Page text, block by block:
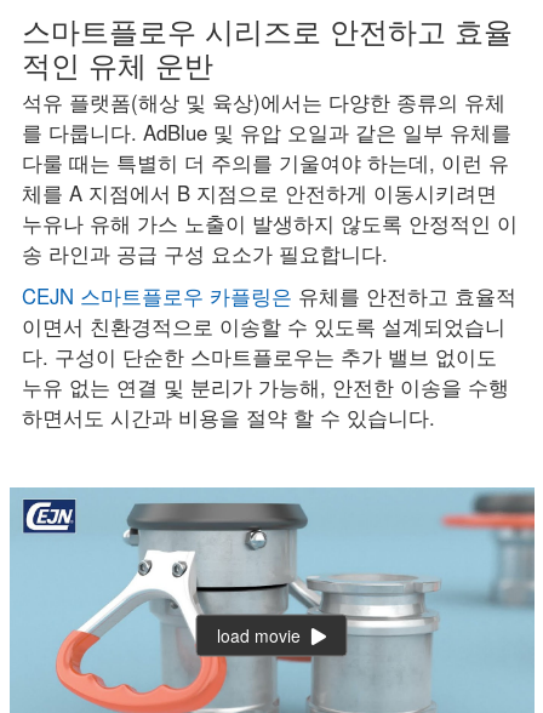
스마트플로우 시리즈로 안전하고 효율
적인 유체 운반
석유 플랫폼(해상 및 육상)에서는 다양한 종류의 유체
를 다룹니다. AdBlue 및 유압 오일과 같은 일부 유체를
다룰 때는 특별히 더 주의를 기울여야 하는데, 이런 유
체를 A 지점에서 B 지점으로 안전하게 이동시키려면
누유나 유해 가스 노출이 발생하지 않도록 안정적인 이
송 라인과 공급 구성 요소가 필요합니다.
CEJN 스마트플로우 카플링은 유체를 안전하고 효율적
이면서 친환경적으로 이송할 수 있도록 설계되었습니
다. 구성이 단순한 스마트플로우는 추가 밸브 없이도
누유 없는 연결 및 분리가 가능해, 안전한 이송을 수행
하면서도 시간과 비용을 절약 할 수 있습니다.
load movie